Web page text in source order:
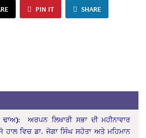
PIN IT SHARE
ਅਰਪਨ ਲਿਖਾਰੀ ਸਭਾ ਦੀ ਮਹੀਨਾਵਾਰ
ਹਾਲ ਵਿਚ ਡਾ. ਜੋਗਾ ਸਿੰਘ ਸਹੋਤਾ ਅਤੇ ਮਹਿਮਾਨ